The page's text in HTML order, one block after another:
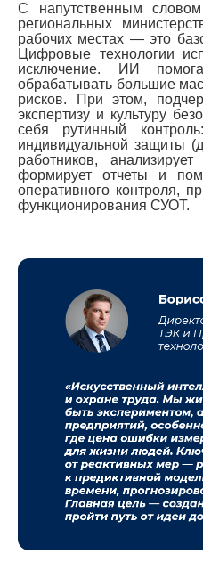
С напутственным словом
региональных
рабочих местах — это
Цифровые технологии
исключение. ИИ
обрабатывать большие
рисков. При этом,
экспертизу и культуру
себя рутинный
индивидуальной защиты
работников,
формирует отчеты и
оперативного контроля,
функционирования СУОТ.